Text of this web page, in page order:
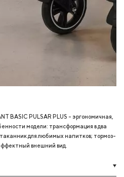
BASIC PULSAR PLUS - эргономичная,
модели: трансформация в два
для любимых напитков; тормоз-
внешний вид.